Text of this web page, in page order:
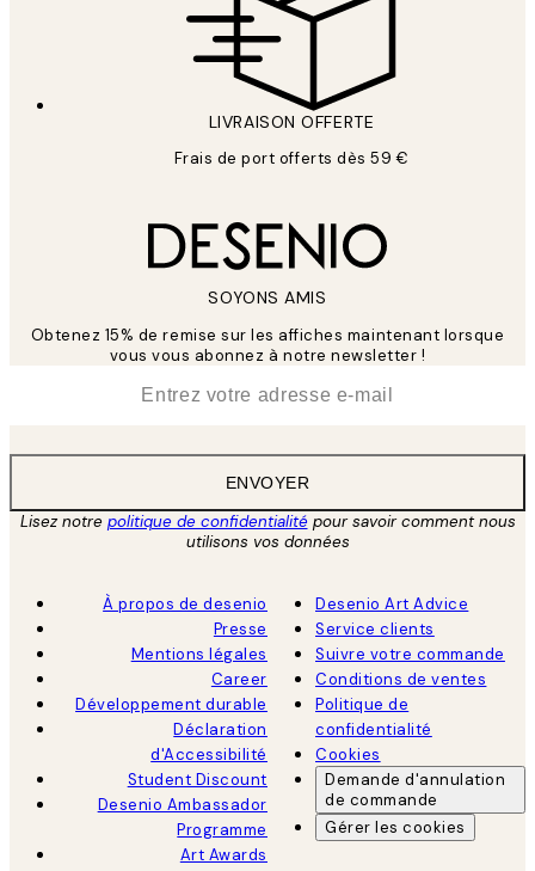
LIVRAISON OFFERTE
Frais de port offerts dès 59 €
SOYONS AMIS
Obtenez 15% de remise sur les affiches maintenant lorsque
vous vous abonnez à notre newsletter !
ENVOYER
Lisez notre politique de confidentialitépour savoir comment nous
utilisons vos données
À propos de desenio
Presse
Mentions légales
Career
Développement durable
Déclaration
d'Accessibilité
Student Discount
Desenio Ambassador
Programme
Art Awards
Desenio Art Advice
Service clients
Suivre votre commande
Conditions de ventes
Politique de
confidentialité
Cookies
Demande d'annulation
de commande
Gérer les cookies